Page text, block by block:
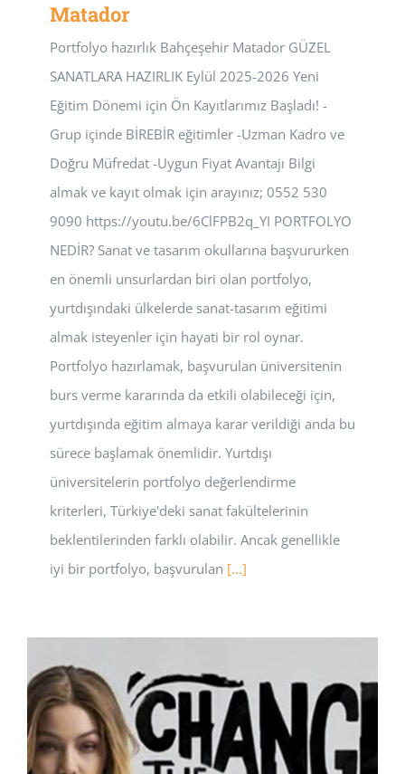
Matador
Portfolyo hazırlık Bahçeşehir Matador GÜZEL
SANATLARA HAZIRLIK Eylül 2025-2026 Yeni
Eğitim Dönemi için Ön Kayıtlarımız Başladı! -
Grup içinde BİREBİR eğitimler -Uzman Kadro ve
Doğru Müfredat -Uygun Fiyat Avantajı Bilgi
almak ve kayıt olmak için arayınız; 0552 530
9090 https://youtu.be/6ClFPB2q_YI PORTFOLYO
NEDİR? Sanat ve tasarım okullarına başvururken
en önemli unsurlardan biri olan portfolyo,
yurtdışındaki ülkelerde sanat-tasarım eğitimi
almak isteyenler için hayati bir rol oynar.
Portfolyo hazırlamak, başvurulan üniversitenin
burs verme kararında da etkili olabileceği için,
yurtdışında eğitim almaya karar verildiği anda bu
sürece başlamak önemlidir. Yurtdışı
üniversitelerin portfolyo değerlendirme
kriterleri, Türkiye'deki sanat fakültelerinin
beklentilerinden farklı olabilir. Ancak genellikle
iyi bir portfolyo, başvurulan [...]